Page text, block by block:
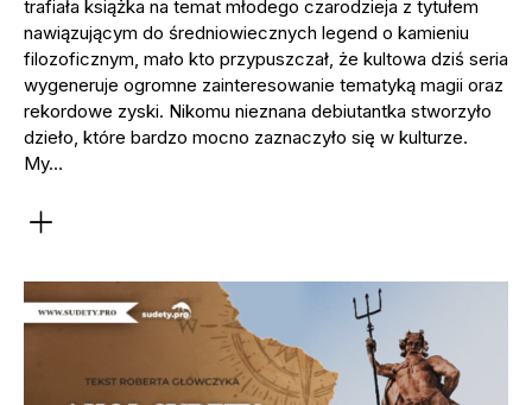
trafiała książka na temat młodego czarodzieja z tytułem
nawiązującym do średniowiecznych legend o kamieniu
filozoficznym, mało kto przypuszczał, że kultowa dziś seria
wygeneruje ogromne zainteresowanie tematyką magii oraz
rekordowe zyski. Nikomu nieznana debiutantka stworzyło
dzieło, które bardzo mocno zaznaczyło się w kulturze.
My…